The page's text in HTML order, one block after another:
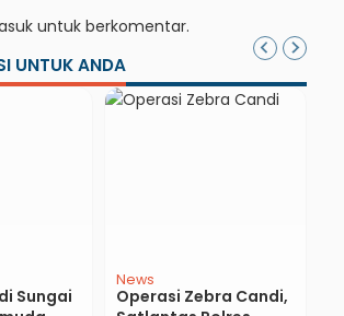
untuk berkomentar.
UNTUK ANDA
Rizal
News
Resmi Jabat Bupati